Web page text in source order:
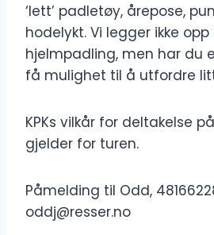
‘lett’ padletøy, årepose,
hodelykt. Vi legger ikke
hjelmpadling, men har du
få mulighet til å utfordre
KPKs vilkår for deltakelse
gjelder for turen.
Påmelding til Odd,
oddj@resser.no